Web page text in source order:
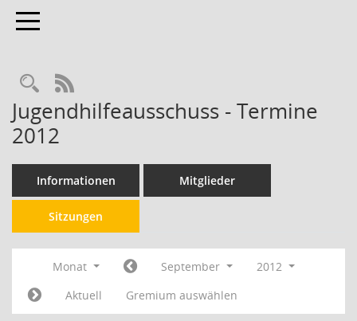
Toggle navigation
RSS-Feed
Jugendhilfeausschuss - Termine
2012
Informationen Mitglieder
Sitzungen
Monat September
2012
Aktuell
Gremium auswählen